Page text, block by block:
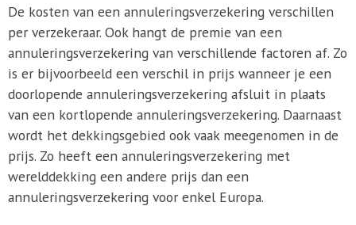
De kosten van een annuleringsverzekering verschillen
per verzekeraar. Ook hangt de premie van een
annuleringsverzekering van verschillende factoren af. Zo
is er bijvoorbeeld een verschil in prijs wanneer je een
doorlopende annuleringsverzekering afsluit in plaats
van een kortlopende annuleringsverzekering. Daarnaast
wordt het dekkingsgebied ook vaak meegenomen in de
prijs. Zo heeft een annuleringsverzekering met
werelddekking een andere prijs dan een
annuleringsverzekering voor enkel Europa.